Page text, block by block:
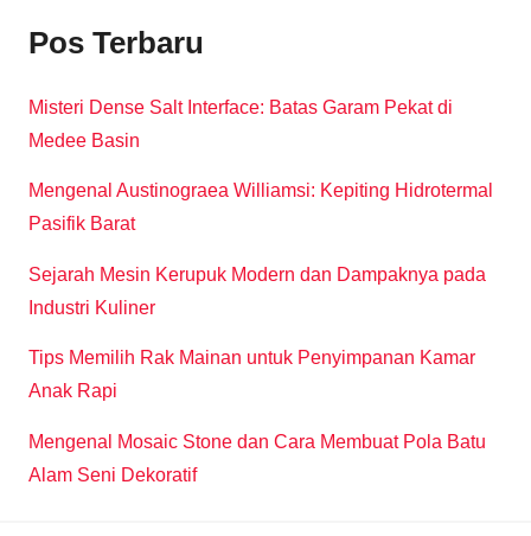
Pos Terbaru
Misteri Dense Salt Interface: Batas Garam Pekat di
Medee Basin
Mengenal Austinograea Williamsi: Kepiting Hidrotermal
Pasifik Barat
Sejarah Mesin Kerupuk Modern dan Dampaknya pada
Industri Kuliner
Tips Memilih Rak Mainan untuk Penyimpanan Kamar
Anak Rapi
Mengenal Mosaic Stone dan Cara Membuat Pola Batu
Alam Seni Dekoratif